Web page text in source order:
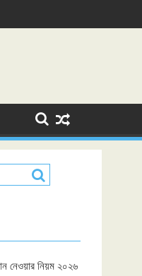
নেওয়ার নিয়ম ২০২৬